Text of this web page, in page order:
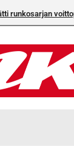
runkosarjan